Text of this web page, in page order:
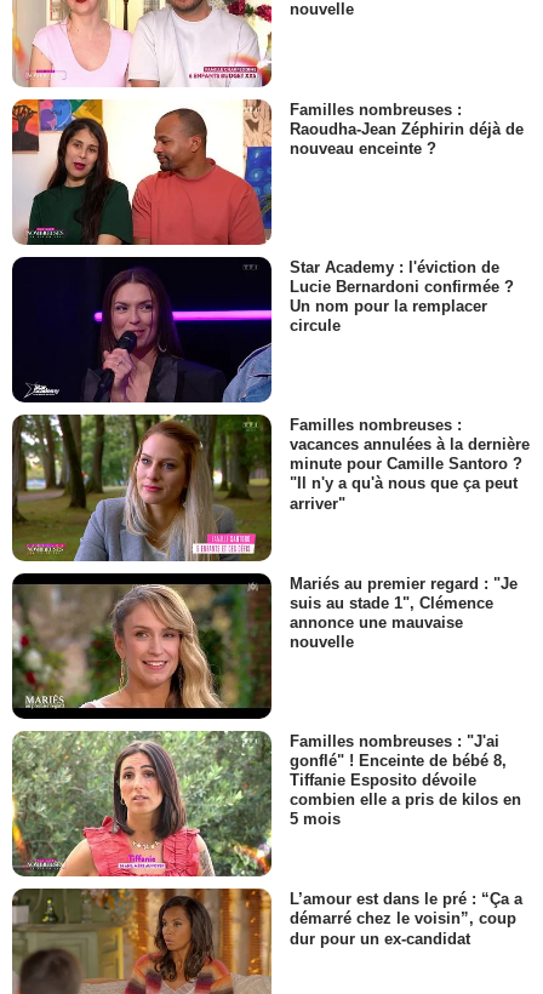
nouvelle
Familles nombreuses :
Raoudha-Jean Zéphirin déjà de
nouveau enceinte ?
Star Academy : l'éviction de
Lucie Bernardoni confirmée ?
Un nom pour la remplacer
circule
Familles nombreuses :
vacances annulées à la dernière
minute pour Camille Santoro ?
"Il n'y a qu'à nous que ça peut
arriver"
Mariés au premier regard : "Je
suis au stade 1", Clémence
annonce une mauvaise
nouvelle
Familles nombreuses : "J'ai
gonflé" ! Enceinte de bébé 8,
Tiffanie Esposito dévoile
combien elle a pris de kilos en
5 mois
L’amour est dans le pré : “Ça a
démarré chez le voisin”, coup
dur pour un ex-candidat